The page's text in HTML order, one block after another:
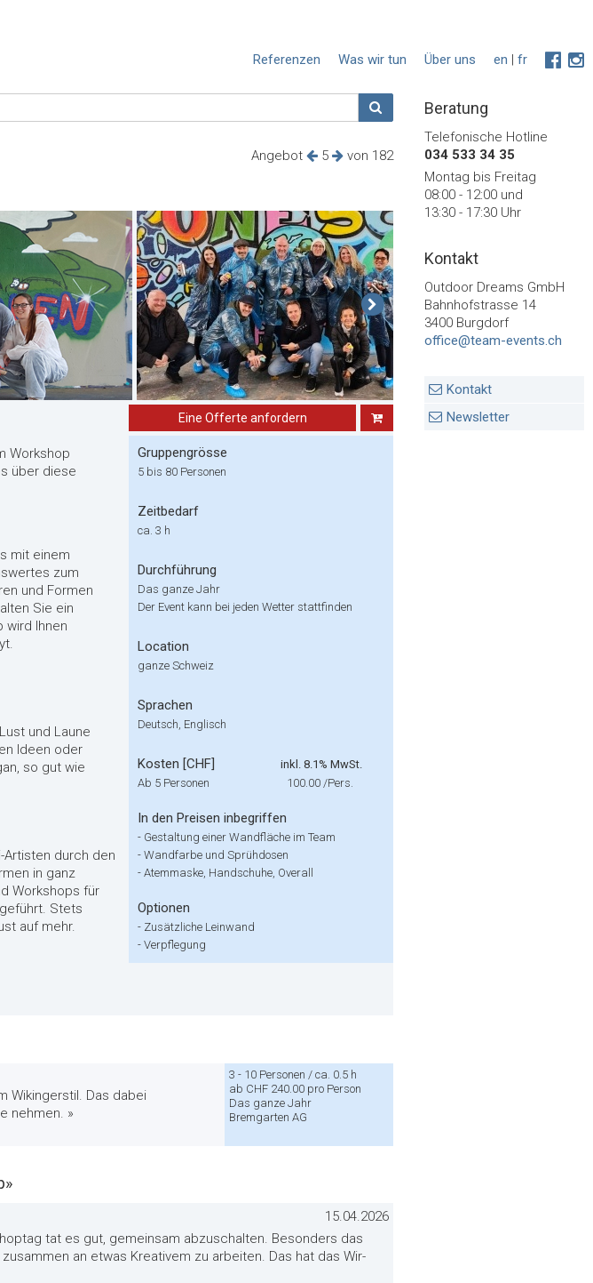
en | fr
Über uns
Was wir tun
Referenzen
Angebot 5 von 182
Eine Offerte anfordern
Workshop
über diese
mit einem
zum
und Formen
Sie ein
wird Ihnen
und Laune
Ideen oder
so gut wie
Artisten durch den
in ganz
Workshops für
Stets
auf mehr.
Gruppengrösse
5 bis 80 Personen
Zeitbedarf
ca. 3 h
Durchführung
Das ganze Jahr
Der Event kann bei jeden Wetter stattfinden
Location
ganze Schweiz
Sprachen
Deutsch, Englisch
Kosten [CHF]
inkl. 8.1% MwSt.
Ab 5 Personen
100.00 /Pers.
In den Preisen inbegriffen
- Gestaltung einer Wandfläche im Team
- Wandfarbe und Sprühdosen
- Atemmaske, Handschuhe, Overall
Optionen
- Zusätzliche Leinwand
- Verpflegung
Wikingerstil. Das dabei
nehmen. »
3 - 10 Personen / ca. 0.5 h
ab CHF 240.00 pro Person
Das ganze Jahr
Bremgarten AG
15.04.2026
tat es gut, gemeinsam abzuschalten. Besonders das
an etwas Kreativem zu arbeiten. Das hat das Wir-
Beratung
Telefonische Hotline
034 533 34 35
Montag bis Freitag
08:00 - 12:00 und
13:30 - 17:30 Uhr
Kontakt
Outdoor Dreams GmbH
Bahnhofstrasse 14
3400 Burgdorf
office@team-events.ch
Kontakt
Newsletter